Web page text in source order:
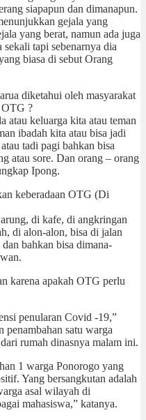
siapapun dan dimanapun.
gejala yang
yang berat, namun ada juga
tapi sebenarnya dia
biasa di sebut Orang
diketahui oleh masyarakat
OTG ?
atau keluarga kita atau teman
ibadah kita atau bisa jadi
tadi pagi bahkan bisa
atau sore. Dan orang – orang
Ipong.
keberadaan OTG (Di
di kafe, di angkringan
di alon-alon, bisa di jalan
bahkan bisa dimana-
karena apakah OTG perlu
penularan Covid -19,”
penambahan satu warga
rumah dinasnya malam ini.
1 warga Ponorogo yang
Yang bersangkutan adalah
asal wilayah di
mahasiswa,” katanya.